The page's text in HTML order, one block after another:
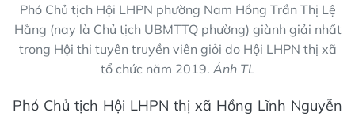
Phó Chủ tịch Hội LHPN phường Nam Hồng Trần Thị Lệ
Hằng (nay là Chủ tịch UBMTTQ phường) giành giải nhất
trong Hội thi tuyên truyền viên giỏi do Hội LHPN thị xã
tổ chức năm 2019. Ảnh TL
Phó Chủ tịch Hội LHPN thị xã Hồng Lĩnh Nguyễn